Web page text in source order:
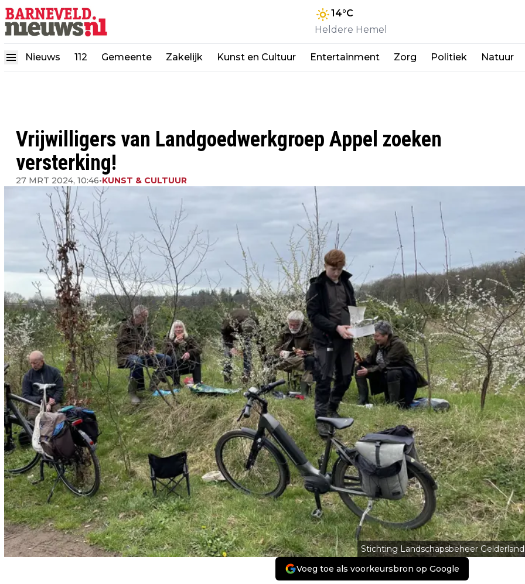
14°C
Heldere Hemel
Nieuws 112 Gemeente Zakelijk Kunst en Cultuur Entertainment Zorg Politiek Natuur
Vrijwilligers van Landgoedwerkgroep Appel zoeken
versterking!
27 MRT 2024, 10:46•KUNST & CULTUUR
Stichting Landschapsbeheer Gelderland
Voeg toe als voorkeursbron op Google